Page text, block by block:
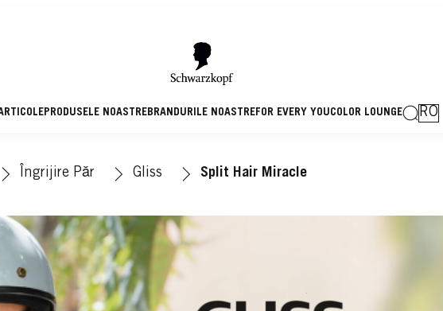
PRODUSELE NOASTREBRANDURILE NOASTREFOR EVERY YOUCOLOR LOUNGE RO
Îngrijire Păr Gliss Split Hair Miracle